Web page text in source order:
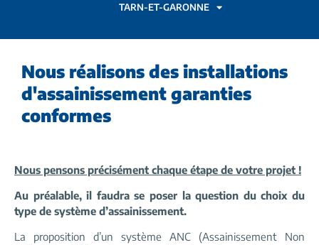
TARN-ET-GARONNE
Nous réalisons des installations
d'assainissement garanties
conformes
Nous pensons précisément chaque étape de votre projet !
Au préalable, il faudra se poser la question du choix du
type de système d’assainissement.
La proposition d’un système ANC (Assainissement Non